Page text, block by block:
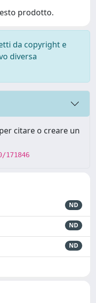
prodotto.
da copyright e
diversa
citare o creare un
ND
ND
ND